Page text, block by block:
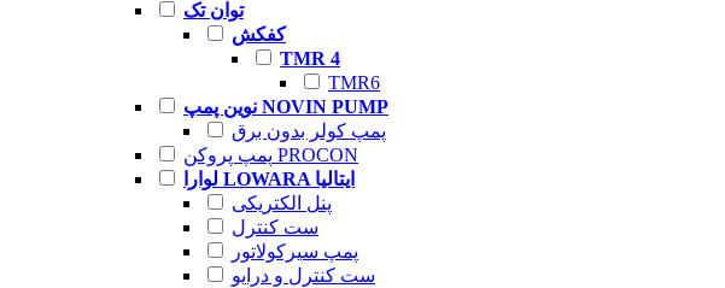
توان تک
کفکش
TMR 4
TMR6
نوین پمپ NOVIN PUMP
پمپ کولر بدون برق
پمپ پروکن PROCON
لوارا LOWARA ایتالیا
پنل الکتریکی
ست کنترل
پمپ سیرکولاتور
ست کنترل و درایو